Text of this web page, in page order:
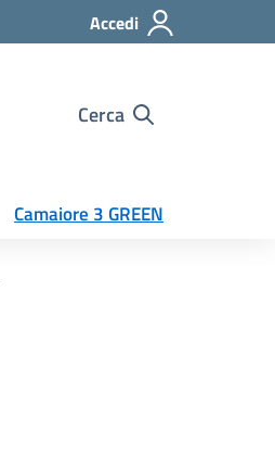
Accedi
Cerca
Camaiore 3 GREEN